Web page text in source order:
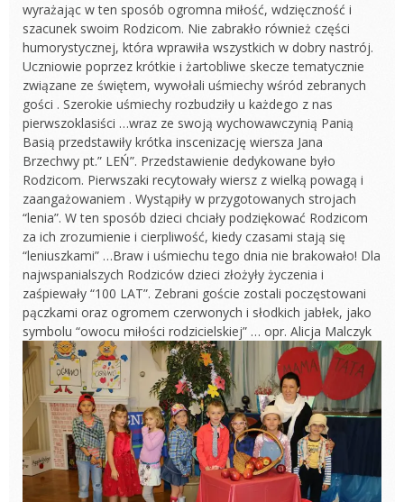
wyrażając w ten sposób ogromna miłość, wdzięczność i
szacunek swoim Rodzicom. Nie zabrakło również części
humorystycznej, która wprawiła wszystkich w dobry nastrój.
Uczniowie poprzez krótkie i żartobliwe skecze tematycznie
związane ze świętem, wywołali uśmiechy wśród zebranych
gości . Szerokie uśmiechy rozbudziły u każdego z nas
pierwszoklasiści …wraz ze swoją wychowawczynią Panią
Basią przedstawiły krótka inscenizację wiersza Jana
Brzechwy pt.” LEŃ”. Przedstawienie dedykowane było
Rodzicom. Pierwszaki recytowały wiersz z wielką powagą i
zaangażowaniem . Wystąpiły w przygotowanych strojach
“lenia”. W ten sposób dzieci chciały podziękować Rodzicom
za ich zrozumienie i cierpliwość, kiedy czasami stają się
“leniuszkami” …Braw i uśmiechu tego dnia nie brakowało! Dla
najwspanialszych Rodziców dzieci złożyły życzenia i
zaśpiewały “100 LAT”. Zebrani goście zostali poczęstowani
pączkami oraz ogromem czerwonych i słodkich jabłek, jako
symbolu “owocu miłości rodzicielskiej” … opr. Alicja Malczyk